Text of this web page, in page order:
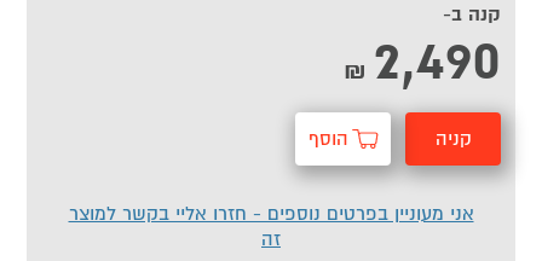
קנה ב-
2,490
₪
קניה הוסף
אני מעוניין בפרטים נוספים - חזרו אליי בקשר למוצר
זה